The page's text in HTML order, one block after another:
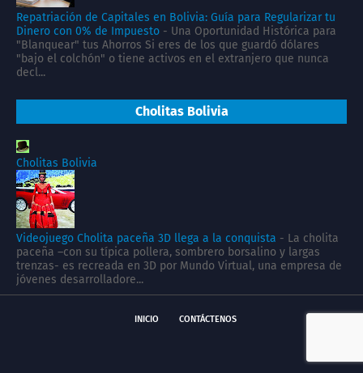
Repatriación de Capitales en Bolivia: Guía para Regularizar tu
Dinero con 0% de Impuesto - Una Oportunidad Histórica para
"Blanquear" tus Ahorros Si eres de los que guardó dólares
"bajo el colchón" o tiene activos en el extranjero que nunca
decl...
Cholitas Bolivia
Cholitas Bolivia
Videojuego Cholita paceña 3D llega a la conquista - La cholita
paceña –con su típica pollera, sombrero borsalino y largas
trenzas- es recreada en 3D por Mundo Virtual, una empresa de
jóvenes desarrolladore...
INICIO CONTÁCTENOS